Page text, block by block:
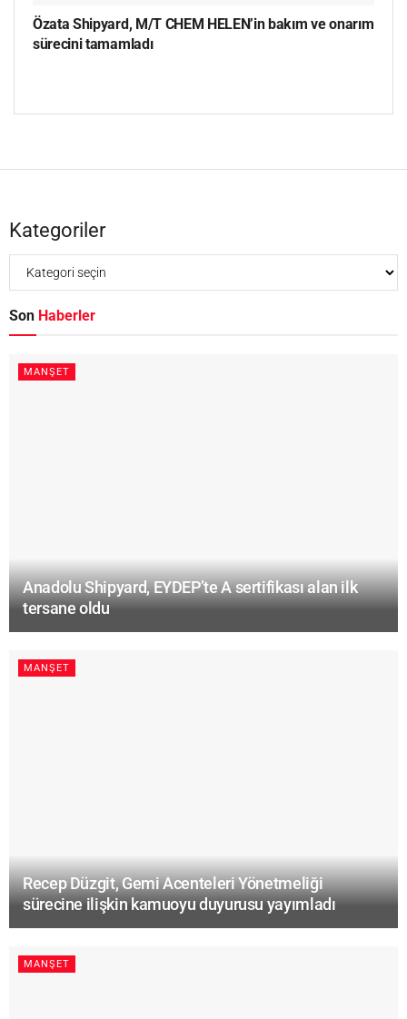
Özata Shipyard, M/T CHEM HELEN’in bakım ve onarım
sürecini tamamladı
Kategoriler
Son Haberler
MANŞET
Anadolu Shipyard, EYDEP’te A sertifikası alan ilk
tersane oldu
MANŞET
Recep Düzgit, Gemi Acenteleri Yönetmeliği
sürecine ilişkin kamuoyu duyurusu yayımladı
MANŞET